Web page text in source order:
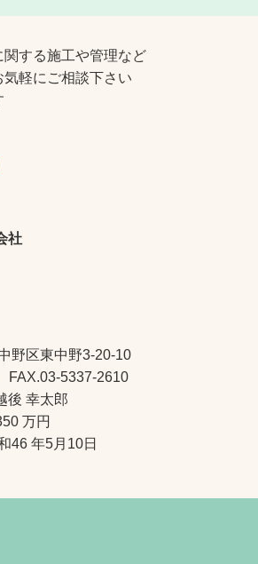
する施工や管理など
軽にご相談下さい
社
野区東中野3-20-10
5337-2610
幸太郎
万円
年5月10日